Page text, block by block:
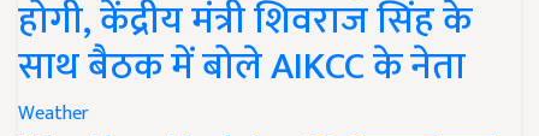
होगी, केंद्रीय मंत्री शिवराज सिंह के
साथ बैठक में बोले AIKCC के नेता
Weather